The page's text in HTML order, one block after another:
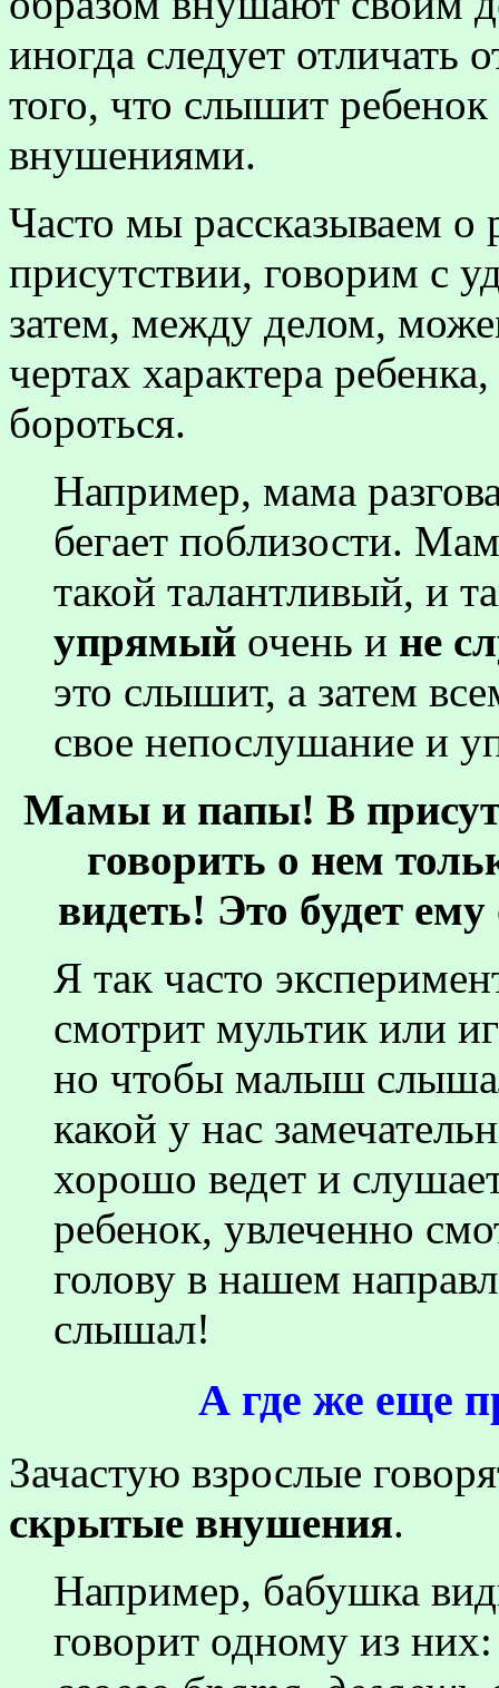
иногда следует отличать
того, что слышит
внушениями.
Часто мы рассказываем о
присутствии, говорим с
затем, между делом,
чертах характера
бороться.
Например, мама
бегает поблизости.
такой талантливый, и
упрямый очень и не
это слышит, а затем
свое непослушание и
Мамы и папы! В
говорить о нем
видеть! Это будет
Я так часто
смотрит мультик или
но чтобы малыш
какой у нас
хорошо ведет и
ребенок, увлеченно
голову в нашем
слышал!
А где же еще
Зачастую взрослые
скрытые внушения.
Например, бабушка
говорит одному из